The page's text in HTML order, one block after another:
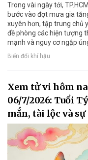
Trong vài ngày tới,
bước vào đợt mưa gia
xuyên hơn, tập trung chủ
đề phòng các hiện tượng
mạnh và nguy cơ ngập
Biến đổi khí hậu
Xem tử vi hôm
06/7/2026: Tuổi
mắn, tài lộc và